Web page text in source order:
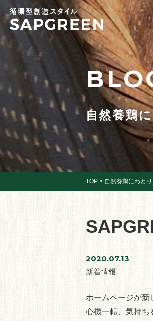
自然養鶏
TOP > 自然養鶏にわと
2020.07.13
新着情報
ホームページが新
心機一転、気持ち